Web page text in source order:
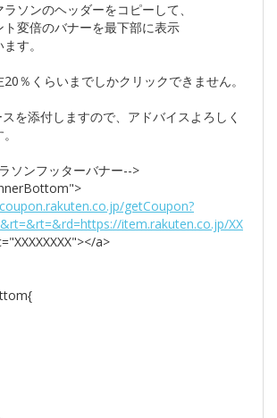
ソンのヘッダーをコピーして、
ト変倍のバナーを最下部に表示
す。
％くらいまでしかクリックできません。
を添付しますので、アドバイスよろしく
ソンフッターバナー-->
getCoupon?
item.rakuten.co.jp/XX
a>